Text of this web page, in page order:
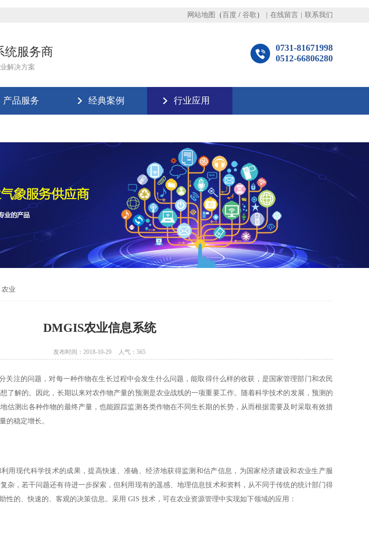
网站地图 （ 百度 / 谷歌 ） 在线留言 联系我们
统服务商
解决方案
0731-81671998
0512-66806280
产品服务 经典案例 行业应用
农业
DMGIS农业信息系统
发布时间：2018-10-29 人气： 565
关注的问题，对每一种作物在生长过程中会发生什么问题，能取得什么样的收获，是国家管理部门和农民
了解的。因此，长期以来对农作物产量的预测是农业战线的一项重要工作。随着科学技术的发展，预测的
估测出各种作物的最终产量，也能跟踪监测各类作物在不同生长期的长势，从而根据需要及时采取有效措
的稳定增长。
现代科学技术的成果，提高快速、准确、经济地获得监测和估产信息，为国家经济建设和农业生产服
杂，若干问题还有待进一步探索，但利用现有的遥感、地理信息技术和资料，从不同于传统的统计部门得
性的、快速的、客观的决策信息。采用 GIS 技术，可在农业资源管理中实现如下领域的应用：